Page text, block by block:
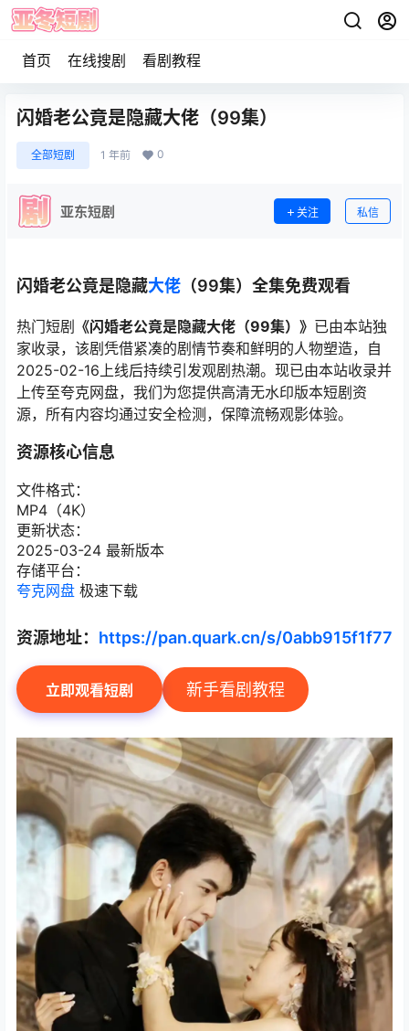
首页 在线搜剧 看剧教程
闪婚老公竟是隐藏大佬（99集）
全部短剧 1 年前 0
亚东短剧 关注 私信
闪婚老公竟是隐藏大佬 （99集）全集免费观看
热门短剧 《闪婚老公竟是隐藏大佬（99集）》 已由本站独
家收录，该剧凭借紧凑的剧情节奏和鲜明的人物塑造，自
2025-02-16上线后持续引发观剧热潮。现已由本站收录并
上传至夸克网盘，我们为您提供高清无水印版本短剧资
源，所有内容均通过安全检测，保障流畅观影体验。
资源核心信息
文件格式：
MP4（4K）
更新状态：
2025-03-24 最新版本
存储平台：
夸克网盘 极速下载
资源地址： https://pan.quark.cn/s/0abb915f1f77
立即观看短剧 新手看剧教程